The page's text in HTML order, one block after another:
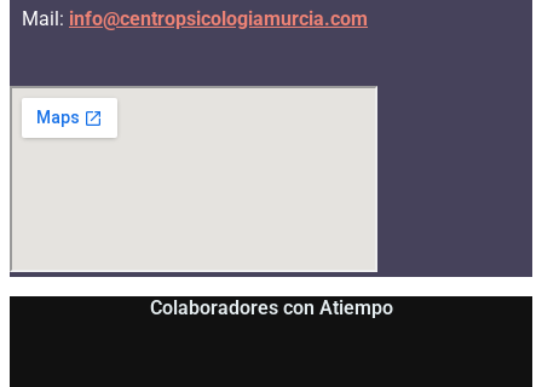
Mail: info@centropsicologiamurcia.com
Colaboradores con Atiempo